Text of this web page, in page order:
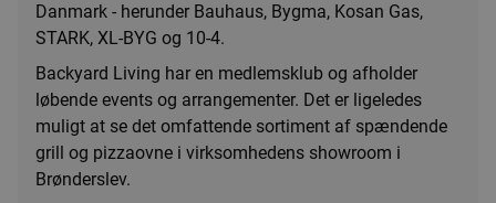
Danmark - herunder Bauhaus, Bygma, Kosan Gas,
STARK, XL-BYG og 10-4.
Backyard Living har en medlemsklub og afholder
løbende events og arrangementer. Det er ligeledes
muligt at se det omfattende sortiment af spændende
grill og pizzaovne i virksomhedens showroom i
Brønderslev.